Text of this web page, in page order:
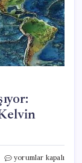
Korkutucu
yorumlar kapalı